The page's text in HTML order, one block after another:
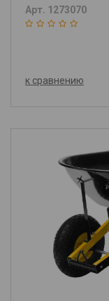
Арт. 1273070
к сравнению